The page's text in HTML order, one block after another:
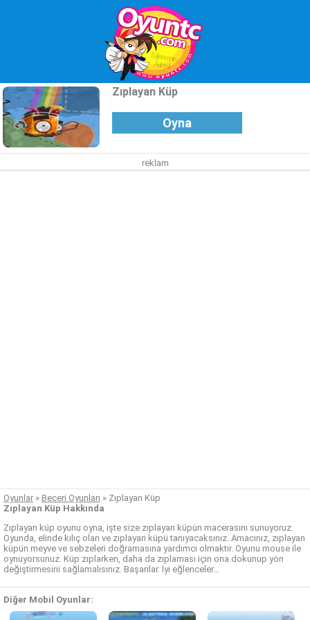
Zıplayan Küp
Oyna
reklam
Oyunlar » Beceri Oyunları » Zıplayan Küp
Zıplayan Küp Hakkında
Zıplayan küp oyunu oyna, işte size zıplayan küpün macerasını sunuyoruz.
Oyunda, elinde kılıç olan ve zıplayan küpü tanıyacaksınız. Amacınız, zıplayan
küpün meyve ve sebzeleri doğramasına yardımcı olmaktır. Oyunu mouse ile
oynuyorsunuz. Küp zıplarken, daha da zıplaması için ona dokunup yön
değiştirmesini sağlamalısınız. Başarılar. İyi eğlenceler…
Diğer Mobil Oyunlar: